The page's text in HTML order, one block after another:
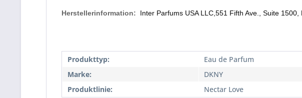
Herstellerinformation: Inter Parfums USA LLC,551 Fifth Ave., Suite
Produkttyp:
Eau de Parfum
Marke:
DKNY
Produktlinie:
Nectar Love